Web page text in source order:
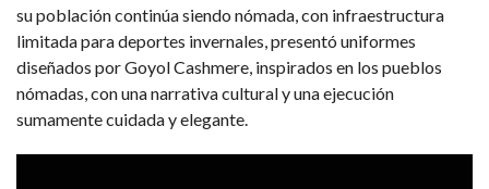
su población continúa siendo nómada, con infraestructura
limitada para deportes invernales, presentó uniformes
diseñados por Goyol Cashmere, inspirados en los pueblos
nómadas, con una narrativa cultural y una ejecución
sumamente cuidada y elegante.